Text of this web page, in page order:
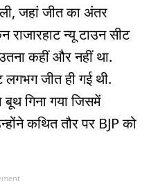
जहां जीत का अंतर
राजारहाट न्यू टाउन सीट
कहीं और नहीं था.
जीत ही गई थी.
गिना गया जिसमें
कथित तौर पर BJP को